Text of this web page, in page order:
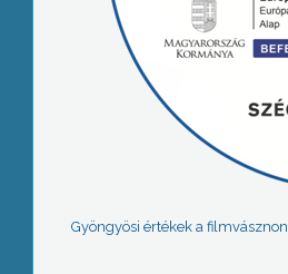
Gyöngyösi értékek a filmvásznon